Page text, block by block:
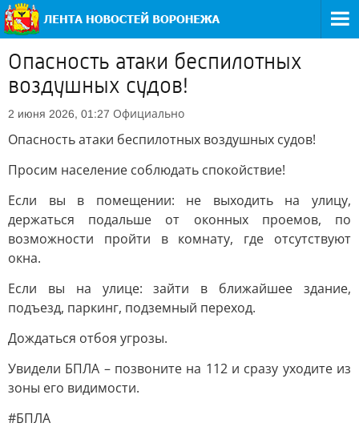
Опасность атаки беспилотных
воздушных судов!
2 июня 2026, 01:27 Официально
Опасность атаки беспилотных воздушных судов!
Просим население соблюдать спокойствие!
Если вы в помещении: не выходить на улицу,
держаться подальше от оконных проемов, по
возможности пройти в комнату, где отсутствуют
окна.
Если вы на улице: зайти в ближайшее здание,
подъезд, паркинг, подземный переход.
Дождаться отбоя угрозы.
Увидели БПЛА – позвоните на 112 и сразу уходите из
зоны его видимости.
#БПЛА